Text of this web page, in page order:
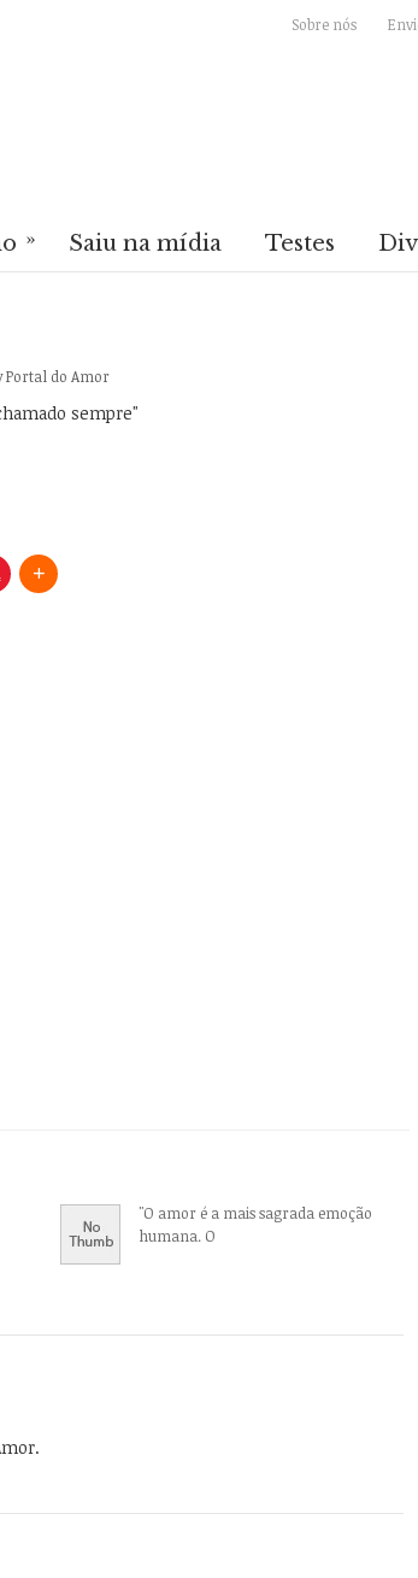
Sobre nós
» Saiu na mídia Testes
Portal do Amor
sempre"
"O amor é a mais sagrada emoção
humana. O